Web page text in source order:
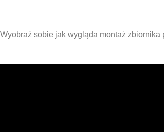
Wyobraź sobie jak wygląda montaż